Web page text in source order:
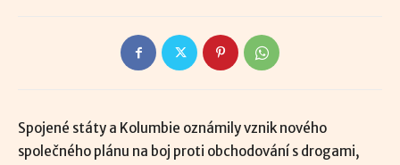
Spojené státy a Kolumbie oznámily vznik nového
společného plánu na boj proti obchodování s drogami,